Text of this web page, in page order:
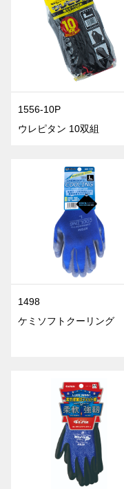
1556-10P
ウレピタン 10双組
1498
ケミソフトクーリング